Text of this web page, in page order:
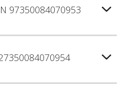
97350084070953